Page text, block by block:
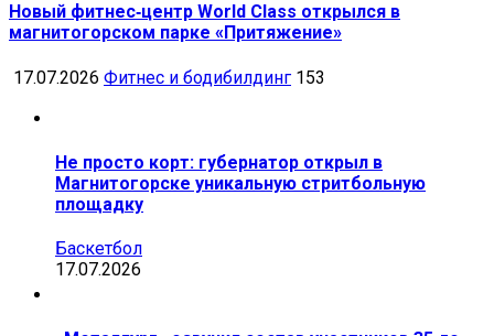
Новый фитнес‑центр World Class открылся в
магнитогорском парке «Притяжение»
17.07.2026 Фитнес и бодибилдинг 153
Не просто корт: губернатор открыл в
Магнитогорске уникальную стритбольную
площадку
Баскетбол
17.07.2026